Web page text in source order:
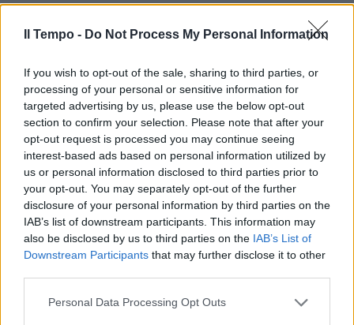
Il Tempo - Do Not Process My Personal Information
If you wish to opt-out of the sale, sharing to third parties, or
processing of your personal or sensitive information for
targeted advertising by us, please use the below opt-out
section to confirm your selection. Please note that after your
opt-out request is processed you may continue seeing
interest-based ads based on personal information utilized by
us or personal information disclosed to third parties prior to
your opt-out. You may separately opt-out of the further
disclosure of your personal information by third parties on the
IAB’s list of downstream participants. This information may
also be disclosed by us to third parties on the IAB’s List of
Downstream Participants that may further disclose it to other
Personal Data Processing Opt Outs
In evidenza